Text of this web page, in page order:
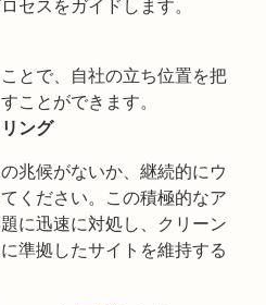
セスをガイドします。
とで、自社の立ち位置を把
ことができます。
ング
兆候がないか、継続的にウ
ください。この積極的なア
に迅速に対処し、クリーン
準拠したサイトを維持する